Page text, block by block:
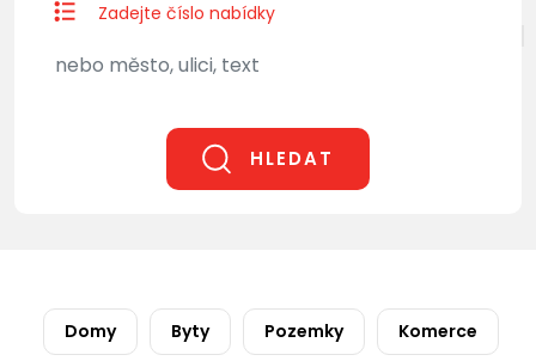
Zadejte číslo nabídky
HLEDAT
Domy Byty Pozemky Komerce